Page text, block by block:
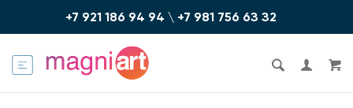
+7 921 186 94 94 \ +7 981 756 6З З2